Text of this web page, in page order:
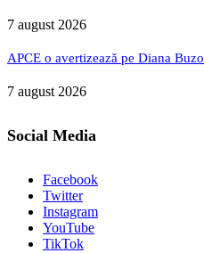
7 august 2026
APCE o avertizează pe Diana
7 august 2026
Social Media
Facebook
Twitter
Instagram
YouTube
TikTok